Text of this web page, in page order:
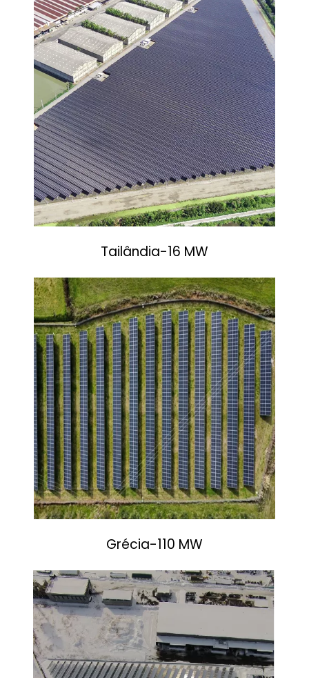
Tailândia-16 MW
Grécia-110 MW